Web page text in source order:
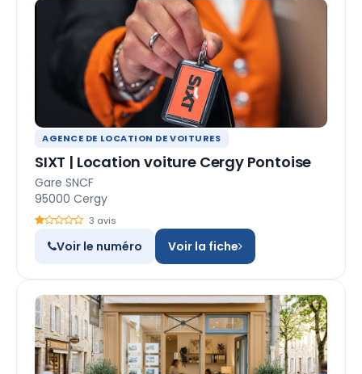
AGENCE DE LOCATION DE VOITURES
SIXT | Location voiture Cergy Pontoise
Gare SNCF
95000 Cergy
3 avis
Voir le numéro Voir la fiche